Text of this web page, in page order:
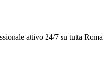
attivo 24/7 su tutta Roma